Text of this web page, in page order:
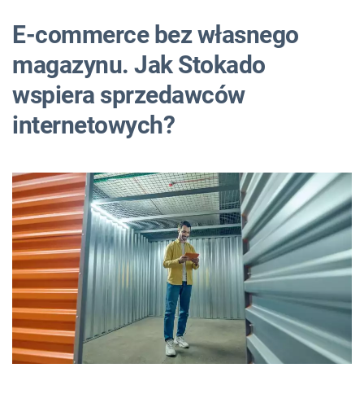
ZAREJESTRUJ
E-commerce bez własnego
magazynu. Jak Stokado
wspiera sprzedawców
internetowych?